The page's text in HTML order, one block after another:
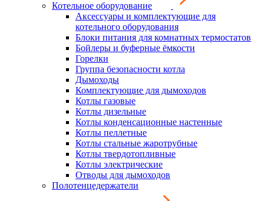
Котельное оборудование
Аксессуары и комплектующие для
котельного оборудования
Блоки питания для комнатных термостатов
Бойлеры и буферные ёмкости
Горелки
Группа безопасности котла
Дымоходы
Комплектующие для дымоходов
Котлы газовые
Котлы дизельные
Котлы конденсационные настенные
Котлы пеллетные
Котлы стальные жаротрубные
Котлы твердотопливные
Котлы электрические
Отводы для дымоходов
Полотенцедержатели